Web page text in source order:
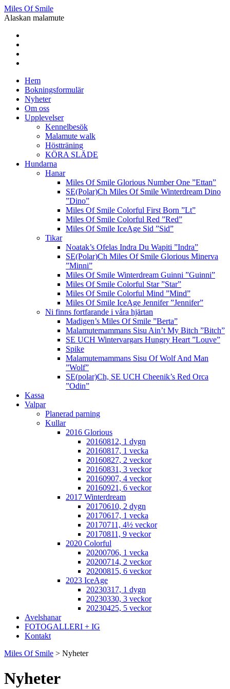
Miles Of Smile
Alaskan malamute
Hem
Bokningsformulär
Nyheter
Om oss
Upplevelser
Kennelbesök
Malamute walk
Höstträning
KÖRA SLÄDE
Hundarna
Hanar
Miles Of Smile Glorious Number One ”Ettan”
SE(Polar)Ch Miles Of Smile Winterdream Dino
”Dino”
Miles Of Smile Colorful First Born ”Lt”
Miles Of Smile Colorful Red ”Red”
Miles Of Smile IceAge Sid ”Sid”
Tikar
Noatak’s Ofelas Indra Du Wapiti ”Indra”
SE(Polar)Ch Miles Of Smile Glorious Minerva
”Minni”
Miles Of Smile Winterdream Guinni ”Guinni”
Miles Of Smile Colorful Star ”Star”
Miles Of Smile Colorful Mind ”Mind”
Miles Of Smile IceAge Jennifer ”Jennifer”
Ni finns fortfarande i våra hjärtan
Madigen’s Miles Of Smile ”Berta”
Malamutemammans Sisu Ain’t My Bitch ”Bitch”
SE UCH Wintervargars Hungry Heart ”Louve”
Spike
Malamutemammans Sisu Of Wolf And Man
”Wolf”
SE(polar)Ch, SE UCH Cheenik’s Red Orca
”Odin”
Kassa
Valpar
Planerad parning
Kullar
2016 Glorious
20160812, 1 dygn
20160817, 1 vecka
20160827, 2 veckor
20160831, 3 veckor
20160907, 4 veckor
20160921, 6 veckor
2017 Winterdream
20170610, 2 dygn
20170617, 1 vecka
20170711, 4½ veckor
20170811, 9 veckor
2020 Colorful
20200706, 1 vecka
20200714, 2 veckor
20200815, 6 veckor
2023 IceAge
20230317, 1 dygn
20230330, 3 veckor
20230425, 5 veckor
Avelshanar
FOTOGALLERI + IG
Kontakt
Miles Of Smile > Nyheter
Nyheter